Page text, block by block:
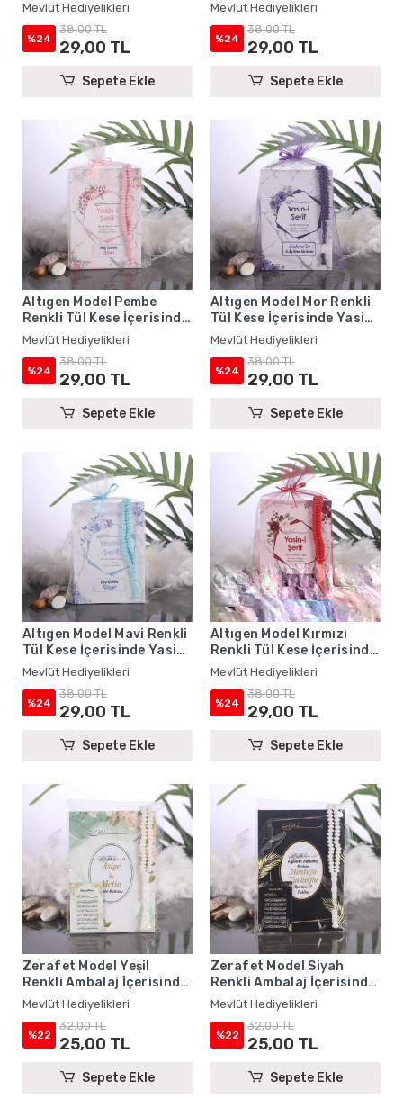
Hediyelikleri
Mevlüt Hediyelikleri
%24
38,00 TL
29,00 TL
Sepete Ekle
Mevlüt Hediyelikleri
Mevlüt Hediyelikleri
%24
38,00 TL
29,00 TL
Sepete Ekle
Altıgen Model Pembe
Renkli Tül Kese İçerisinde
Yasin Kitabı ve Tesbih -
Mevlüt Hediyelikleri
Mevlüt Hediyelikleri
%24
38,00 TL
29,00 TL
Sepete Ekle
Altıgen Model Mor Renkli
Tül Kese İçerisinde Yasin
Kitabı ve Tesbih - Mevlüt
Hediyelikleri
Mevlüt Hediyelikleri
%24
38,00 TL
29,00 TL
Sepete Ekle
Altıgen Model Mavi Renkli
Tül Kese İçerisinde Yasin
Kitabı ve Tesbih - Mevlüt
Hediyelikleri
Mevlüt Hediyelikleri
%24
38,00 TL
29,00 TL
Sepete Ekle
Altıgen Model Kırmızı
Renkli Tül Kese İçerisinde
Yasin Kitabı ve Tesbih -
Mevlüt Hediyelikleri
Mevlüt Hediyelikleri
%24
38,00 TL
29,00 TL
Sepete Ekle
Zerafet Model Yeşil
Renkli Ambalaj İçerisinde
Yasin Kitabı, Magnet ve
Tesbih - Mevlüt
Hediyelikleri
Mevlüt Hediyelikleri
%22
32,00 TL
25,00 TL
Sepete Ekle
Zerafet Model Siyah
Renkli Ambalaj İçerisinde
Yasin Kitabı, Magnet ve
Tesbih - Mevlüt
Hediyelikleri
Mevlüt Hediyelikleri
%22
32,00 TL
25,00 TL
Sepete Ekle